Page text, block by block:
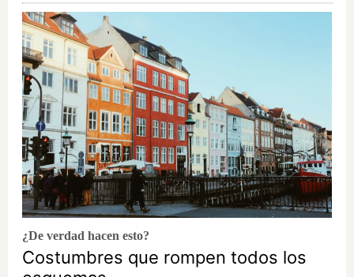
¿De verdad hacen esto?
Costumbres que rompen todos los